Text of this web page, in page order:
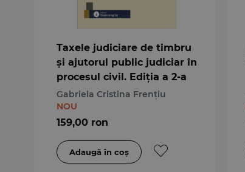
Taxele judiciare de timbru
și ajutorul public judiciar în
procesul civil. Ediția a 2-a
Gabriela Cristina Frențiu
NOU
159,00 ron